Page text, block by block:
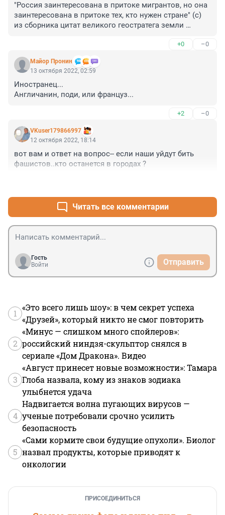
"Россия заинтересована в притоке мигрантов, но она
заинтересована в притоке тех, кто нужен стране" (с)
из сборника цитат великого геостратега земли
+0 –0
Майор Пронин
13 октября 2022, 02:59
Иностранец...
Англичанин, поди, или француз...
+2 –0
VKuser179866997
12 октября 2022, 18:14
вот вам и ответ на вопрос-- если наши уйдут бить
фашистов..кто останется в городах ?
Читать все комментарии
Гость
Войти
Отправить
1
«Это всего лишь шоу»: в чем секрет успеха
«Друзей», который никто не смог повторить
2
«Минус — слишком много спойлеров»:
российский ниндзя-скульптор снялся в
сериале «Дом Дракона». Видео
3
«Август принесет новые возможности»: Тамара
Глоба назвала, кому из знаков зодиака
улыбнется удача
4
Надвигается волна пугающих вирусов —
ученые потребовали срочно усилить
безопасность
5
«Сами кормите свои будущие опухоли». Биолог
назвал продукты, которые приводят к
онкологии
ПРИСОЕДИНИТЬСЯ